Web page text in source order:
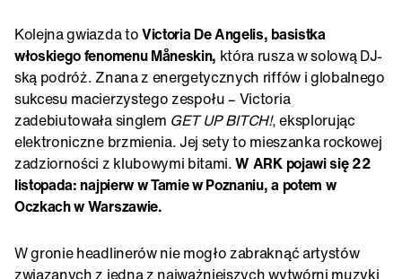
Kolejna gwiazda toVictoria De Angelis, basistka
włoskiego fenomenu Måneskin, która rusza w solową DJ-
ską podróż. Znana z energetycznych riffów i globalnego
sukcesu macierzystego zespołu – Victoria
zadebiutowała singlem GET UP BITCH!, eksplorując
elektroniczne brzmienia. Jej sety to mieszanka rockowej
zadziorności z klubowymi bitami.W ARK pojawi się 22
listopada: najpierw w Tamie w Poznaniu, a potem w
Oczkach w Warszawie.
W gronie headlinerów nie mogło zabraknąć artystów